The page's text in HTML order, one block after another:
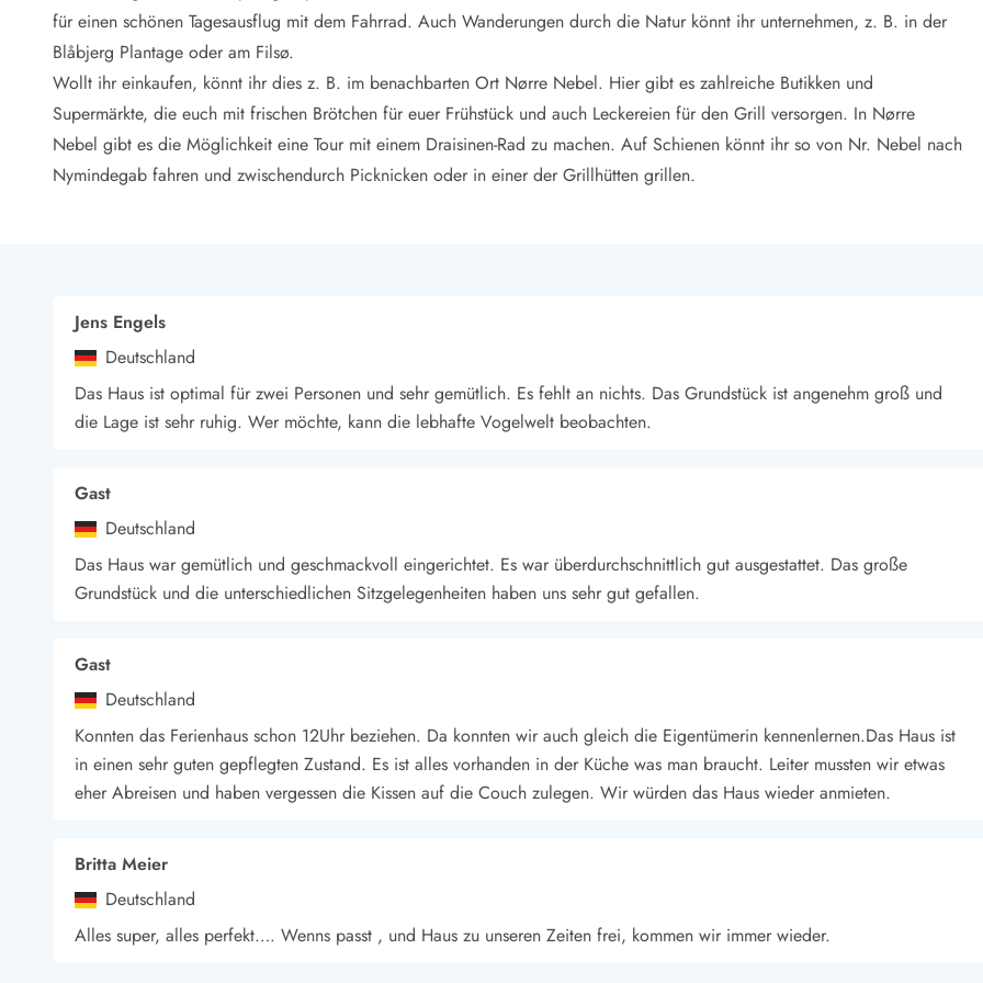
LEGOLAND® Rabatt
Urlaub mit Kindern
Urlaub mit Hund
Urlaub am Strand
Urlaub in der Natur
Finde Bernstein am Strand
Indoorspielländer in Dänemark
Minigolf spielen in Dänemark
Schwimmhallen und Badeländer
Golfen in Dänemark
Fitnesscenter in Dänemark
Fahrradfahren in Dänemark
Surfen in Dänemark
Wasserski in Dänemark
Segeln in Dänemark
Kultur in Dänemark
Kunstmuseen
Kunsthandwerk und Galerien
Essen und Trinken
Einkaufen und Shopping
Weihnachten in Dänemark
Heiraten in Dänemark
für einen schönen Tagesausflug mit dem Fahrrad. Auch Wanderungen durch die Natur könnt ihr unternehmen, z. B. in der
Blåbjerg Plantage oder am Filsø.
Wollt ihr einkaufen, könnt ihr dies z. B. im benachbarten Ort Nørre Nebel. Hier gibt es zahlreiche Butikken und
Supermärkte, die euch mit frischen Brötchen für euer Frühstück und auch Leckereien für den Grill versorgen. In Nørre
Nebel gibt es die Möglichkeit eine Tour mit einem Draisinen-Rad zu machen. Auf Schienen könnt ihr so von Nr. Nebel nach
Nymindegab fahren und zwischendurch Picknicken oder in einer der Grillhütten grillen.
Jens Engels
Deutschland
Das Haus ist optimal für zwei Personen und sehr gemütlich. Es fehlt an nichts. Das Grundstück ist angenehm groß und
die Lage ist sehr ruhig. Wer möchte, kann die lebhafte Vogelwelt beobachten.
Gast
Deutschland
Das Haus war gemütlich und geschmackvoll eingerichtet. Es war überdurchschnittlich gut ausgestattet. Das große
Grundstück und die unterschiedlichen Sitzgelegenheiten haben uns sehr gut gefallen.
Gast
Deutschland
Konnten das Ferienhaus schon 12Uhr beziehen. Da konnten wir auch gleich die Eigentümerin kennenlernen.Das Haus ist
in einen sehr guten gepflegten Zustand. Es ist alles vorhanden in der Küche was man braucht. Leiter mussten wir etwas
eher Abreisen und haben vergessen die Kissen auf die Couch zulegen. Wir würden das Haus wieder anmieten.
Britta Meier
Deutschland
Alles super, alles perfekt…. Wenns passt , und Haus zu unseren Zeiten frei, kommen wir immer wieder.